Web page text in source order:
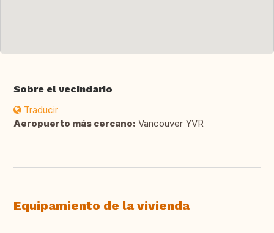
Sobre el vecindario
Traducir
Aeropuerto más cercano: Vancouver YVR
Equipamiento de la vivienda